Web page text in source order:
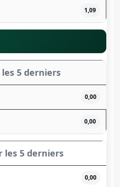
1,09
5 derniers
0,00
0,00
les 5 derniers
0,00